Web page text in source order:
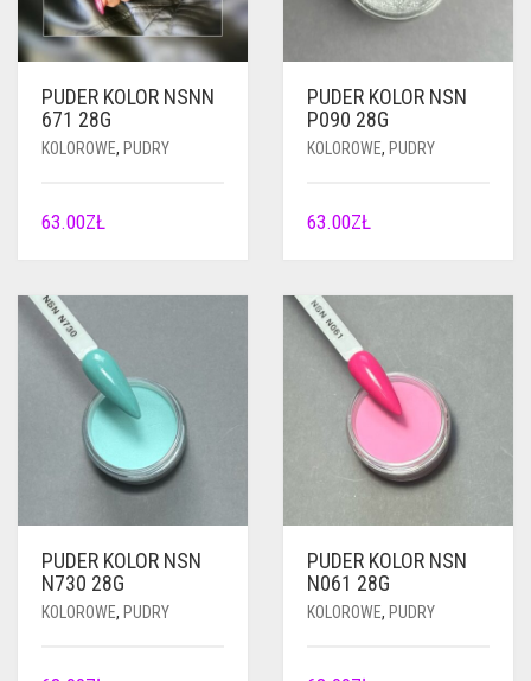
PUDER KOLOR NSNN
671 28G
KOLOROWE, PUDRY
63.00ZŁ
PUDER KOLOR NSN
P090 28G
KOLOROWE, PUDRY
63.00ZŁ
PUDER KOLOR NSN
N730 28G
KOLOROWE, PUDRY
PUDER KOLOR NSN
N061 28G
KOLOROWE, PUDRY